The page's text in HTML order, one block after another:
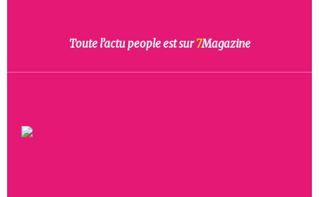
Toute l’actu people est sur7Magazine